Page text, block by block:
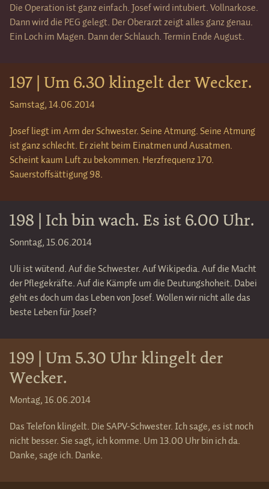
Die Operation ist ganz einfach. Josef wird intubiert. Vollnarkose.
Dann wird die PEG gelegt. Der Oberarzt zeigt alles ganz genau.
Ein Loch im Magen. Dann der Schlauch. Termin Ende August.
197 | Um 6.30 klingelt der Wecker.
Samstag, 14.06.2014
Josef liegt im Arm der Schwester. Seine Atmung. Seine Atmung
ist ganz schlecht. Er zieht beim Einatmen und Ausatmen.
Scheint kaum Luft zu bekommen. Herzfrequenz 170.
Sauerstoffsättigung 98.
198 | Ich bin wach. Es ist 6.00 Uhr.
Sonntag, 15.06.2014
Uli ist wütend. Auf die Schwester. Auf Wikipedia. Auf die Macht
der Pflegekräfte. Auf die Kämpfe um die Deutungshoheit. Dabei
geht es doch um das Leben von Josef. Wollen wir nicht alle das
beste Leben für Josef?
199 | Um 5.30 Uhr klingelt der
Wecker.
Montag, 16.06.2014
Das Telefon klingelt. Die SAPV-Schwester. Ich sage, es ist noch
nicht besser. Sie sagt, ich komme. Um 13.00 Uhr bin ich da.
Danke, sage ich. Danke.